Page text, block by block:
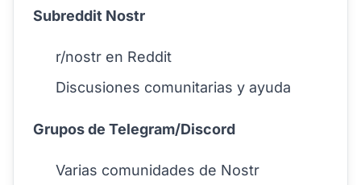
Subreddit Nostr
r/nostr en Reddit
Discusiones comunitarias y ayuda
Grupos de Telegram/Discord
Varias comunidades de Nostr